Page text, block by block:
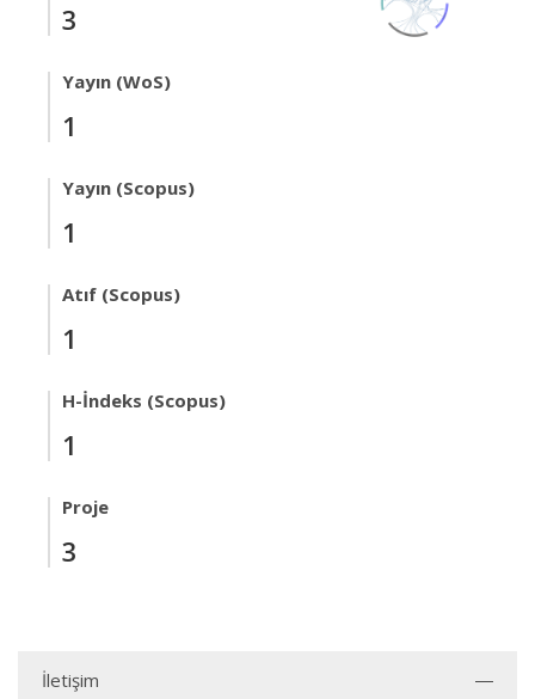
3
Yayın (WoS)
1
Yayın (Scopus)
1
Atıf (Scopus)
1
H-İndeks (Scopus)
1
Proje
3
İletişim